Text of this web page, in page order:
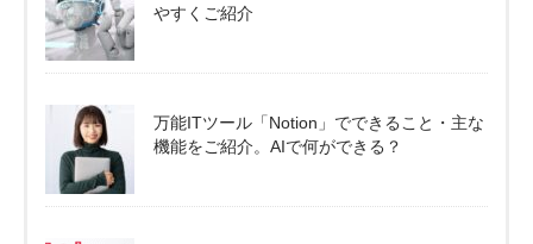
やすくご紹介
万能ITツール「Notion」でできること・主な
機能をご紹介。AIで何ができる？